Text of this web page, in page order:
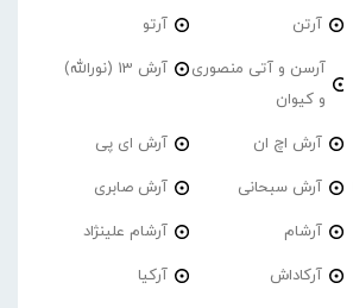
آرتن آرتو
آرسن و آتی منصوری
و کیوان
آرش 13 (نورالله)
آرش اچ ان آرش ای پی
آرش سبحانی آرش صابری
آرشام آرشام علینژاد
آرکاداش آرکیا